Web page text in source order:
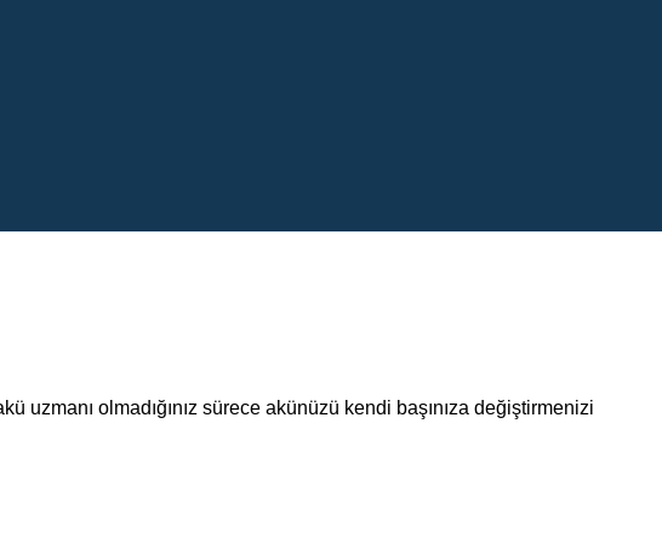
olmadığınız sürece akünüzü kendi başınıza değiştirmenizi